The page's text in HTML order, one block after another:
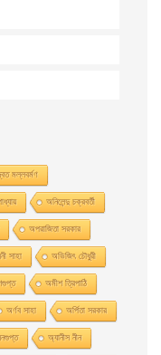
মল্লবর্মণ
অনিলেন্দু চক্রবর্তী
অপরাজিতা সরকার
সাহা অভিজিৎ চৌধুরী
অমীশ ত্রিপাঠি
অর্ণব সাহা অর্পিতা সরকার
অ্যানীস নীন